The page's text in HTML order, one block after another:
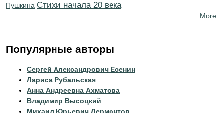
Пушкина Cтихи начала 20 века
More
Популярные авторы
Сергей Александрович Есенин
Лариса Рубальская
Анна Андреевна Ахматова
Владимир Высоцкий
Михаил Юрьевич Лермонтов